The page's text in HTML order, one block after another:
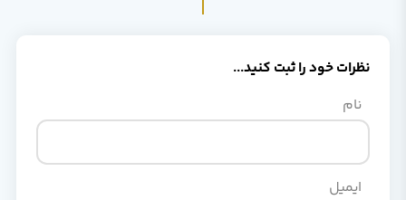
نظرات خود را ثبت کنید...
نام
ایمیل